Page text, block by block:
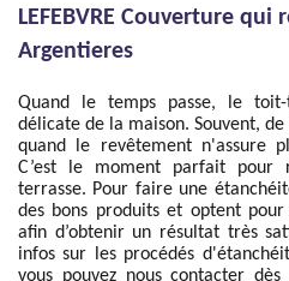
LEFEBVRE Couverture qui
Argentieres
Quand le temps passe, le
délicate de la maison. Souvent,
quand le revêtement n'assure
C’est le moment parfait pour
terrasse. Pour faire une
des bons produits et optent pour
afin d’obtenir un résultat très
infos sur les procédés
vous pouvez nous contacter